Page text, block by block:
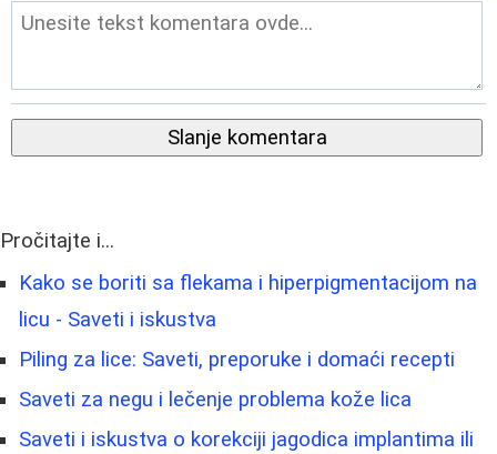
Slanje komentara
Pročitajte i...
Kako se boriti sa flekama i hiperpigmentacijom na
licu - Saveti i iskustva
Piling za lice: Saveti, preporuke i domaći recepti
Saveti za negu i lečenje problema kože lica
Saveti i iskustva o korekciji jagodica implantima ili